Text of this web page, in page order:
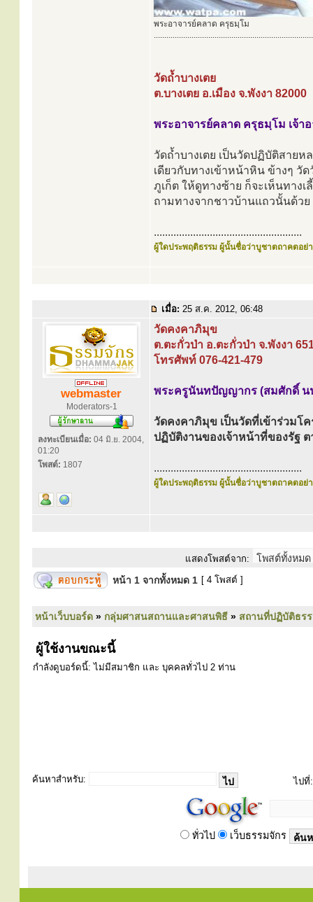
พระอาจารย์คลาด ครุธมฺโม
............................................................................
วัดถ้ำบางเตย
ต.บางเตย อ.เมือง จ.พังงา 82000
พระอาจารย์คลาด ครุธมฺโม เจ้า
วัดถ้ำบางเตย เป็นวัดปฏิบัติสาย
เดียวกับทางเข้าหน้าหิน ข้างๆ
ภูเก็ต ให้ดูทางซ้าย ก็จะเห็นทางเ
ถามทางจากชาวบ้านแถวนั้นด้วย
.....................................................
ผู้ใดประพฤติธรรม ผู้นั้นชื่อว่าบูชาตถาคตอย่า
เมื่อ: 25 ส.ค. 2012, 06:48
webmaster
Moderators-1
ลงทะเบียนเมื่อ: 04 มิ.ย. 2004,
01:20
โพสต์: 1807
วัดคงคาภิมุข
ต.ตะกั่วป่า อ.ตะกั่วป่า จ.พังงา
โทรศัพท์ 076-421-479
พระครูนันทปัญญากร (สมศักดิ์ น
วัดคงคาภิมุข เป็นวัดที่เข้าร่วมโ
ปฏิบัติงานของเจ้าหน้าที่ของรัฐ
.....................................................
ผู้ใดประพฤติธรรม ผู้นั้นชื่อว่าบูชาตถาคตอย่า
แสดงโพสต์จาก:
หน้า 1 จากทั้งหมด 1 [ 4 โพสต์ ]
หน้าเว็บบอร์ด » กลุ่มศาสนสถานและศาสนพิธี » สถานที่ปฏิบัติธร
ผู้ใช้งานขณะนี้
กำลังดูบอร์ดนี้: ไม่มีสมาชิก และ บุคคลทั่วไป 2 ท่าน
ค้นหาสำหรับ: ไปที่:
ทั่วไป เว็บธรรมจักร